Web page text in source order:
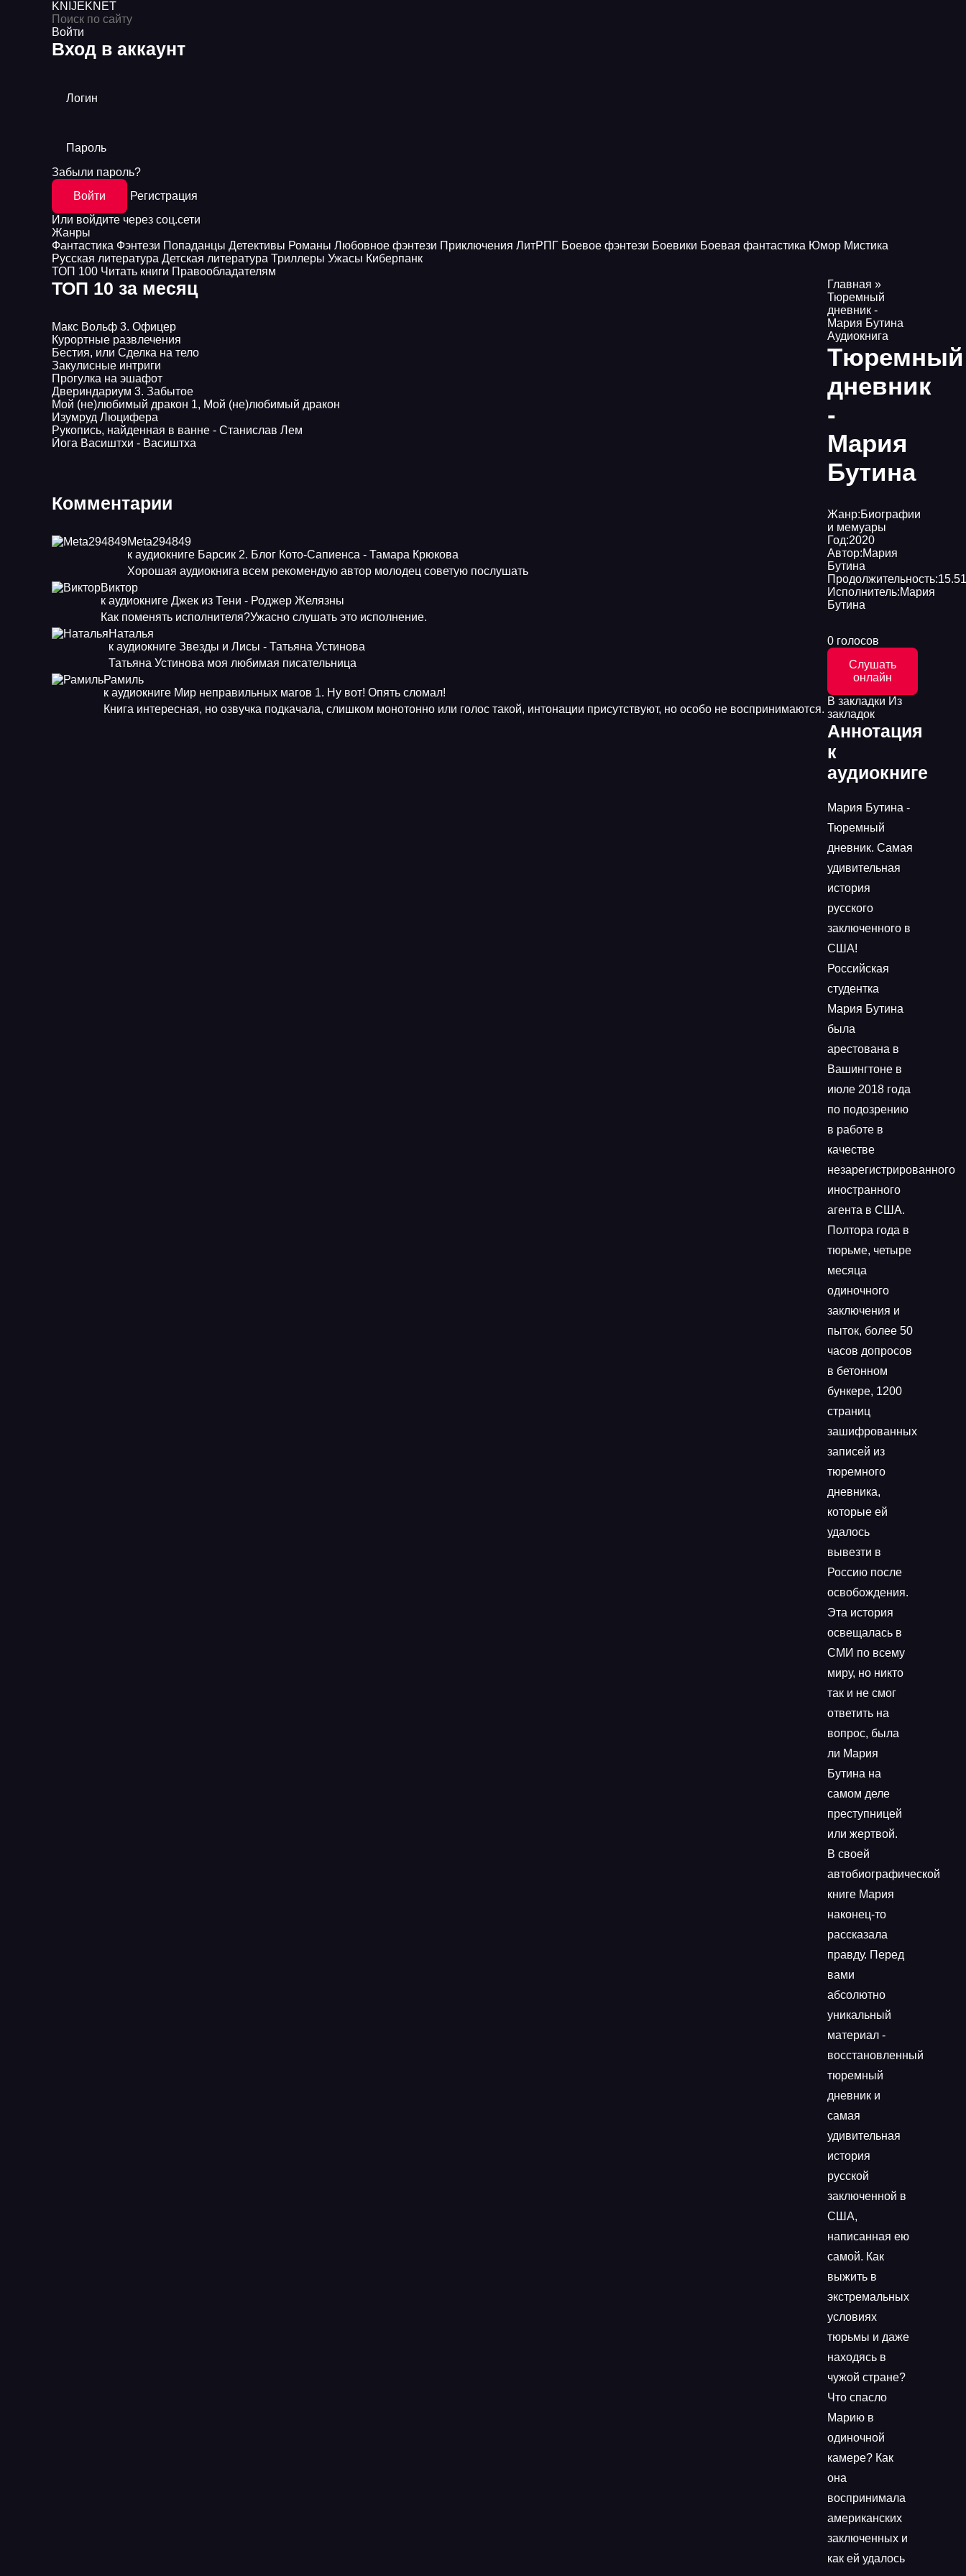
KNIJEKNET
Войти
Вход в аккаунт
Логин
Пароль
Забыли пароль?
Войти
Регистрация
Или войдите через соц.сети
Жанры
Фантастика Фэнтези Попаданцы Детективы Романы Любовное фэнтези Приключения ЛитРПГ Боевое фэнтези Боевики Боевая фантастика Юмор Мистика
Русская литература Детская литература Триллеры Ужасы Киберпанк
ТОП 100 Читать книги Правообладателям
ТОП 10 за месяц
Макс Вольф 3. Офицер
Курортные развлечения
Бестия, или Сделка на тело
Закулисные интриги
Прогулка на эшафот
Двериндариум 3. Забытое
Мой (не)любимый дракон 1, Мой (не)любимый дракон
Изумруд Люцифера
Рукопись, найденная в ванне - Станислав Лем
Йога Васиштхи - Васиштха
Комментарии
Meta294849
к аудиокниге Барсик 2. Блог Кото-Сапиенса - Тамара Крюкова
Хорошая аудиокнига всем рекомендую автор молодец советую послушать
Виктор
к аудиокниге Джек из Тени - Роджер Желязны
Как поменять исполнителя?Ужасно слушать это исполнение.
Наталья
к аудиокниге Звезды и Лисы - Татьяна Устинова
Татьяна Устинова моя любимая писательница
Рамиль
к аудиокниге Мир неправильных магов 1. Ну вот! Опять сломал!
Книга интересная, но озвучка подкачала, слишком монотонно или голос такой, интонации присутствуют, но особо не воспринимаются.
Главная »
Тюремный
дневник -
Мария Бутина
Аудиокнига
Тюремный
дневник
-
Мария
Бутина
Жанр:Биографии
и мемуары
Год:2020
Автор:Мария
Бутина
Продолжительность:
Исполнитель:Мария
Бутина
0 голосов
Слушать
онлайн
В закладки Из
закладок
Аннотация
к
аудиокниге
Мария Бутина -
Тюремный
дневник. Самая
удивительная
история
русского
заключенного в
США!
Российская
студентка
Мария Бутина
была
арестована в
Вашингтоне в
июле 2018 года
по подозрению
в работе в
качестве
незарегистрированного
иностранного
агента в США.
Полтора года в
тюрьме, четыре
месяца
одиночного
заключения и
пыток, более 50
часов допросов
в бетонном
бункере, 1200
страниц
зашифрованных
записей из
тюремного
дневника,
которые ей
удалось
вывезти в
Россию после
освобождения.
Эта история
освещалась в
СМИ по всему
миру, но никто
так и не смог
ответить на
вопрос, была
ли Мария
Бутина на
самом деле
преступницей
или жертвой.
В своей
автобиографической
книге Мария
наконец-то
рассказала
правду. Перед
вами
абсолютно
уникальный
материал -
восстановленный
тюремный
дневник и
самая
удивительная
история
русской
заключенной в
США,
написанная ею
самой. Как
выжить в
экстремальных
условиях
тюрьмы и даже
находясь в
чужой стране?
Что спасло
Марию в
одиночной
камере? Как
она
воспринимала
американских
заключенных и
как ей удалось